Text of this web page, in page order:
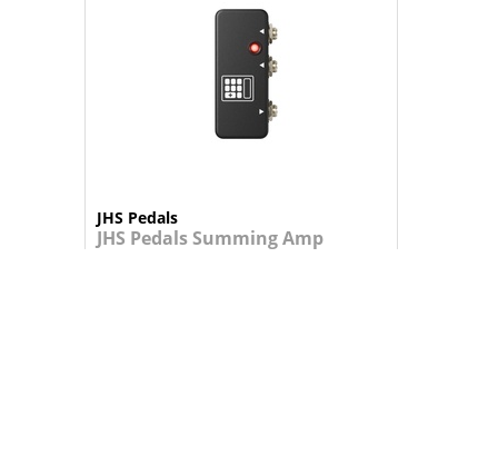
JHS Pedals
JHS Pedals Summing Amp